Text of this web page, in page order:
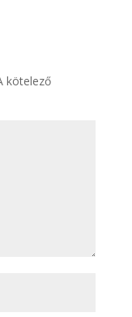
kötelező